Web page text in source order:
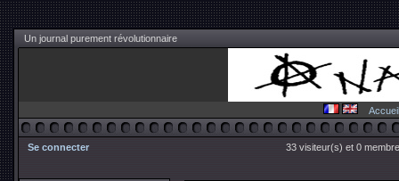
Un journal purement révolutionnaire
Accueil
Se connecter 33 visiteur(s) et 0